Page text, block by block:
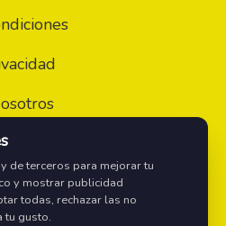
de terceros para mejorar tu
y mostrar publicidad
todas, rechazar las no
tu gusto.